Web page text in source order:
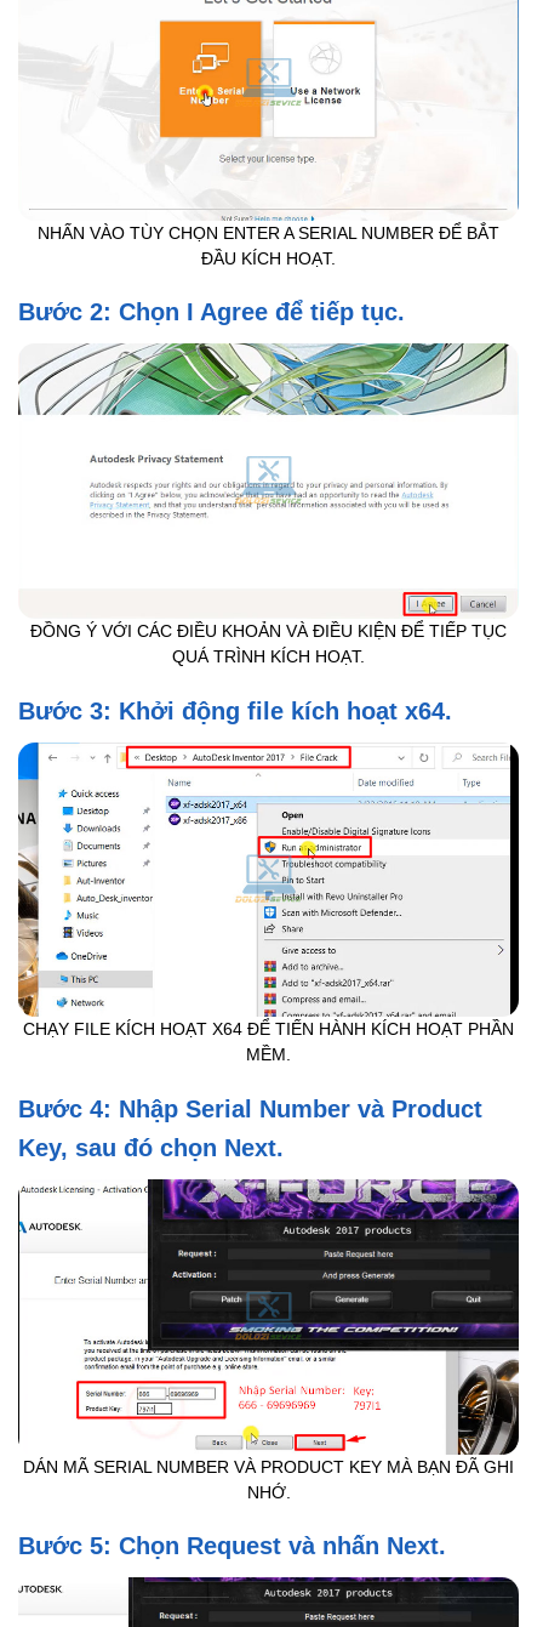
NHẤN VÀO TÙY CHỌN ENTER A SERIAL NUMBER ĐỂ BẮT
ĐẦU KÍCH HOẠT.
Bước 2: Chọn I Agree để tiếp tục.
ĐỒNG Ý VỚI CÁC ĐIỀU KHOẢN VÀ ĐIỀU KIỆN ĐỂ TIẾP TỤC
QUÁ TRÌNH KÍCH HOẠT.
Bước 3: Khởi động file kích hoạt x64.
CHẠY FILE KÍCH HOẠT X64 ĐỂ TIẾN HÀNH KÍCH HOẠT PHẦN
MỀM.
Bước 4: Nhập Serial Number và Product
Key, sau đó chọn Next.
DÁN MÃ SERIAL NUMBER VÀ PRODUCT KEY MÀ BẠN ĐÃ GHI
NHỚ.
Bước 5: Chọn Request và nhấn Next.